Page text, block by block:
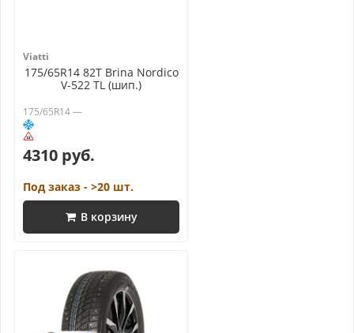
Viatti
175/65R14 82T Brina Nordico
V-522 TL (шип.)
175/65R14 —
4310 руб.
Под заказ - >20 шт.
В корзину